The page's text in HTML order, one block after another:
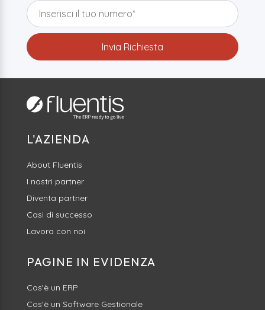
L'AZIENDA
About Fluentis
I nostri partner
Diventa partner
Casi di successo
Lavora con noi
PAGINE IN EVIDENZA
Cos'è un ERP
Cos'è un Software Gestionale